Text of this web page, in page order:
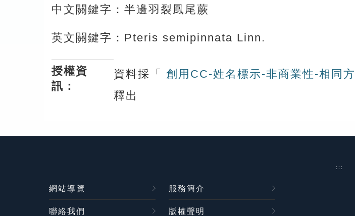
中文關鍵字：半邊羽裂鳳尾蕨
英文關鍵字：Pteris semipinnata Linn.
授權資
訊：
資料採「 創用CC-姓名標示-非商業性-相同
釋出
:::
網站導覽 服務簡介
聯絡我們 版權聲明